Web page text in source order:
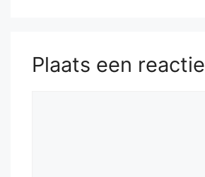
Plaats een reactie